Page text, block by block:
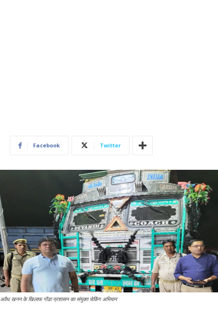
Facebook Twitter
अवैध खनन के खिलाफ गोंडा प्रशासन का संयुक्त चेकिंग अभियान